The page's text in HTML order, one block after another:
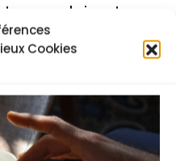
Cookies
vous plairent
la pâte